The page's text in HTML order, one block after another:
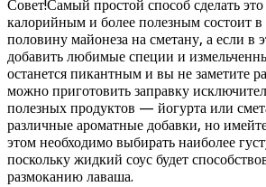
Совет!Самый простой способ сделать
калорийным и более полезным состоит
половину майонеза на сметану, а если в
добавить любимые специи и
останется пикантным и вы не заметите
можно приготовить заправку
полезных продуктов — йогурта или
различные ароматные добавки, но
этом необходимо выбирать наиболее
поскольку жидкий соус будет
размоканию лаваша.